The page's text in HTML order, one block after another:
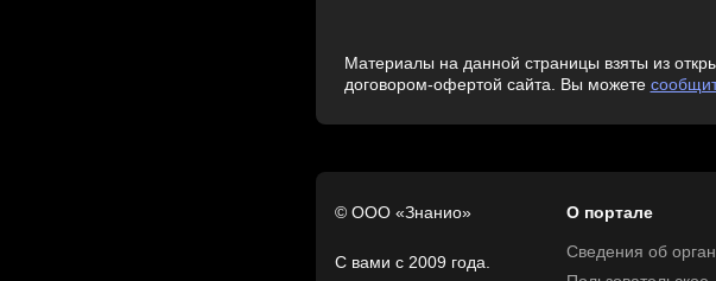
Материалы на данной страницы взяты из
договором-офертой сайта. Вы можете
© ООО «Знанио»
С вами с 2009 года.
О портале
Сведения об